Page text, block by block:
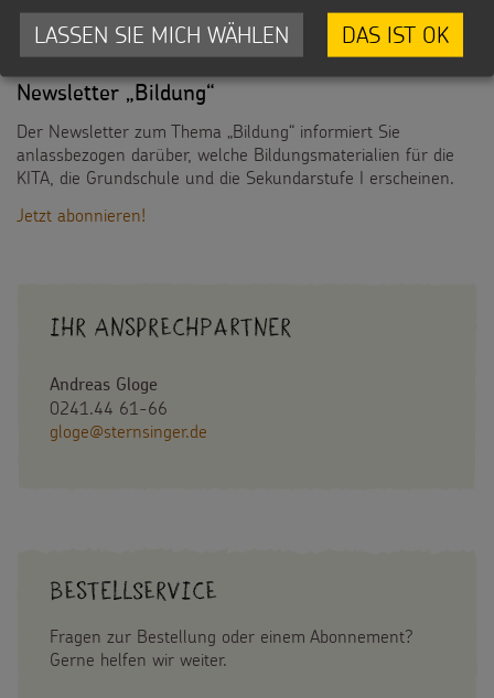
Newsletter „Bildung“
Der Newsletter zum Thema „Bildung“ informiert Sie
anlassbezogen darüber, welche Bildungsmaterialien für die
KITA, die Grundschule und die Sekundarstufe I erscheinen.
Jetzt abonnieren!
Ihr Ansprechpartner
Andreas Gloge
0241.44 61-66
gloge@sternsinger.de
Bestellservice
Fragen zur Bestellung oder einem Abonnement?
Gerne helfen wir weiter.
LASSEN SIE MICH WÄHLEN DAS IST OK